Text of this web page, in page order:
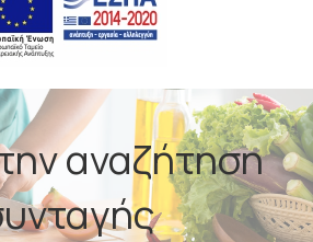
αναζήτηση